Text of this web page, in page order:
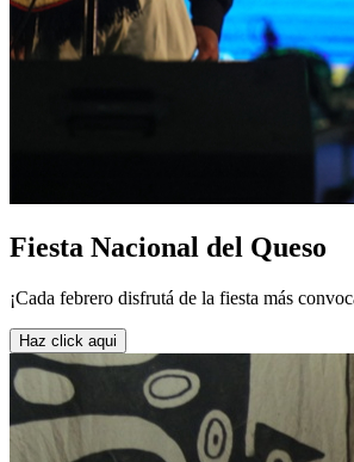
Fiesta Nacional del Queso
¡Cada febrero disfrutá de la fiesta más
Haz click aqui